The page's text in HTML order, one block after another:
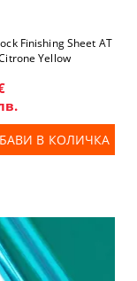
Finishing Sheet AT
Yellow
В КОЛИЧКА